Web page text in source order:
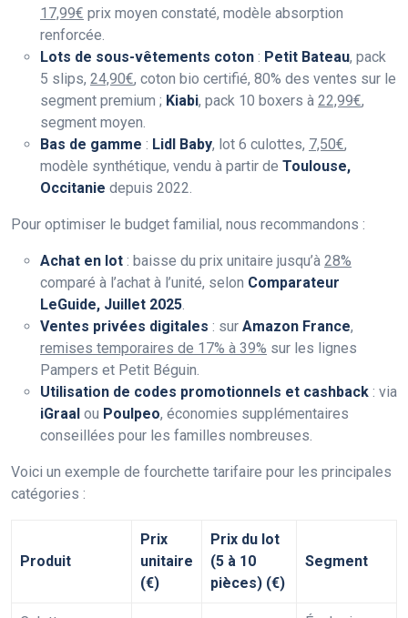
17,99€ prix moyen constaté, modèle absorption
renforcée.
Lots de sous-vêtements coton : Petit Bateau, pack
5 slips, 24,90€, coton bio certifié, 80% des ventes sur le
segment premium ; Kiabi, pack 10 boxers à 22,99€,
segment moyen.
Bas de gamme : Lidl Baby, lot 6 culottes, 7,50€,
modèle synthétique, vendu à partir de Toulouse,
Occitanie depuis 2022.
Pour optimiser le budget familial, nous recommandons :
Achat en lot : baisse du prix unitaire jusqu’à 28%
comparé à l’achat à l’unité, selon Comparateur
LeGuide, Juillet 2025
Ventes privées digitales : sur Amazon France,
remises temporaires de 17% à 39% sur les lignes
Pampers et Petit Béguin.
Utilisation de codes promotionnels et cashback : via
iGraal ou Poulpeo, économies supplémentaires
conseillées pour les familles nombreuses.
Voici un exemple de fourchette tarifaire pour les principales
catégories :
Produit
Prix
unitaire
(€)
Prix du lot
(5 à 10
pièces) (€)
Segment